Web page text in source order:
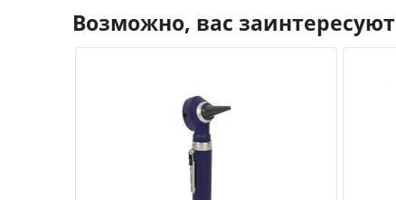
Возможно, вас заинтересуют